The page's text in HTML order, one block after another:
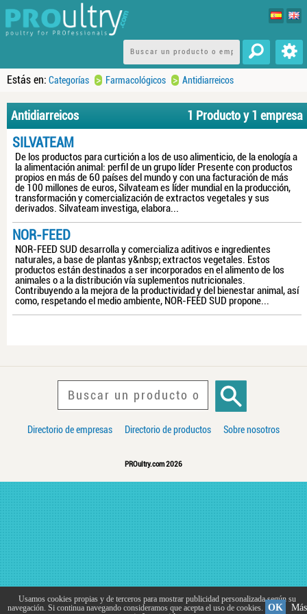
Estás en: Categorías > Farmacológicos > Antidiarreicos
Antidiarreicos 1 Producto y 1 empresa
SILVATEAM
De los productos para curtición a los de uso alimenticio, de la enología a
la alimentación animal: perfil de un grupo líder Presente con productos
propios en más de 60 países del mundo y con una facturación de más
de 100 millones de euros, Silvateam es líder mundial en la producción,
transformación y comercialización de extractos vegetales y sus
derivados. Silvateam investiga, elabora...
NOR-FEED
NOR-FEED SUD desarrolla y comercializa aditivos e ingredientes
naturales, a base de plantas y&nbsp; extractos vegetales. Estos
productos están destinados a ser incorporados en el alimento de los
animales o a la distribución vía suplementos nutricionales.
Contribuyendo a la mejora de la productividad y del bienestar animal, así
como, respetando el medio ambiente, NOR-FEED SUD propone...
Directorio de empresas Directorio de productos Sobre nosotros
PROultry.com 2026
Usamos cookies propias y de terceros para mostrar publicidad personalizada según su
navegación. Si continua navegando consideramos que acepta el uso de cookies. OK
Más